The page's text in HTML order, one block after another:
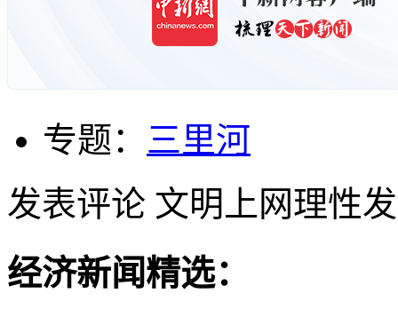
专题： 三里河
发表评论 文明上网理性
经济新闻精选：